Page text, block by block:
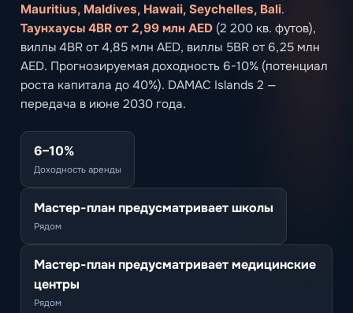
Mauritius, Maldives, Hawaii, Seychelles, Bali.
Таунхаусы 4BR от 2,99 млн AED (2 200 кв. футов),
виллы 4BR от 4,85 млн AED, виллы 5BR от 6,25 млн
AED. Прогнозируемая доходность 6-10% (потенциал
роста капитала до 40%). DAMAC Islands 2 —
передача в июне 2030 года.
6–10%
Доходность аренды
Мастер-план предусматривает школы
Рядом
Мастер-план предусматривает медицинские
центры
Рядом